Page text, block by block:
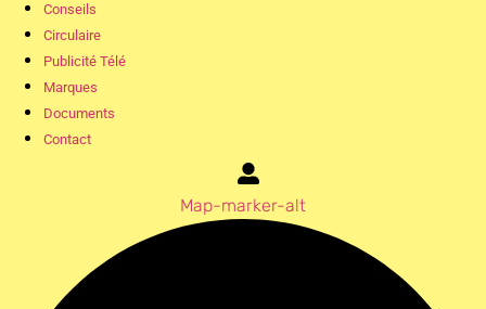
Conseils
Circulaire
Publicité Télé
Marques
Documents
Contact
Map-marker-alt